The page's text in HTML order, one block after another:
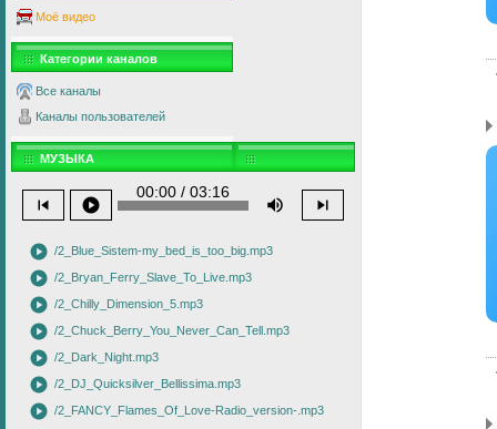
Моё видео
Категории каналов
Все каналы
Каналы пользователей
МУЗЫКА
skip_previous play_circle
00:00 / 03:16
volume_up skip_next
play_circle /2_Blue_Sistem-my_bed_is_too_big.mp3
play_circle /2_Bryan_Ferry_Slave_To_Live.mp3
play_circle /2_Chilly_Dimension_5.mp3
play_circle /2_Chuck_Berry_You_Never_Can_Tell.mp3
play_circle /2_Dark_Night.mp3
play_circle /2_DJ_Quicksilver_Bellissima.mp3
play_circle /2_FANCY_Flames_Of_Love-Radio_version-.mp3